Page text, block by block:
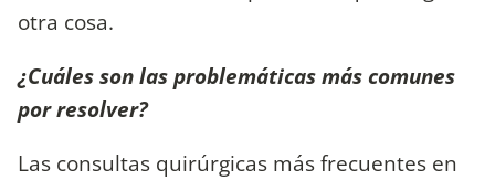
otra cosa.
¿Cuáles son las problemáticas más comunes
por resolver?
Las consultas quirúrgicas más frecuentes en